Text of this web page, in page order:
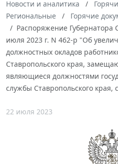
Новости и аналитика
Региональные
Горячие
Распоряжение Губернатора
июля 2023 г. N 462-р "Об
должностных окладов
Ставропольского края,
являющиеся должностями
службы Ставропольского края,
22 июля 2023